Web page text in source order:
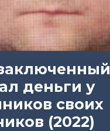
деньги у
своих
(2022)